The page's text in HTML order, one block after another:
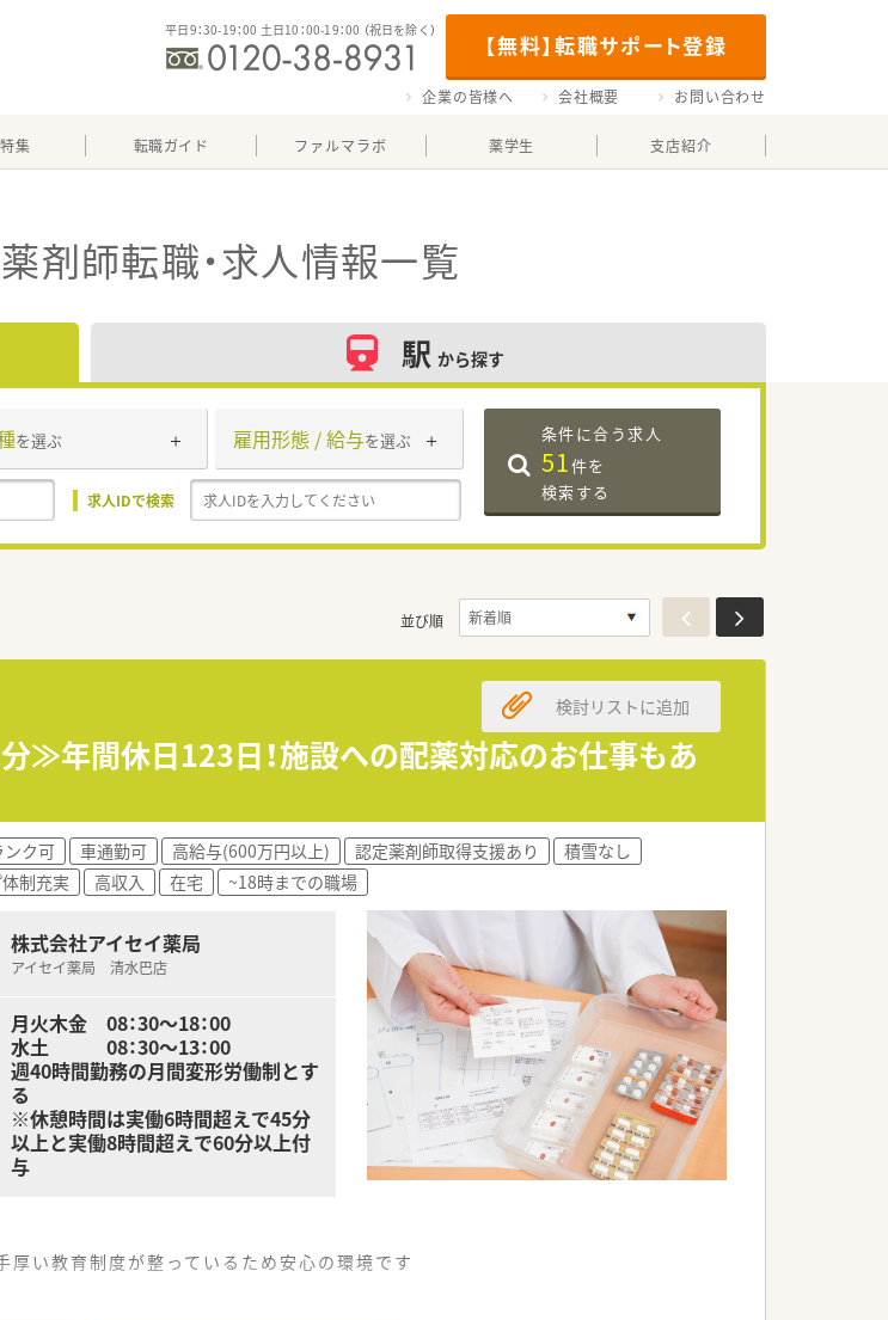
【無料】転職サポート登録
平日9：30-19：00 土日10：00-19：00 （祝日を除く）
企業の皆様へ 会社概要 お問い合わせ
集 転職ガイド ファルマラボ 薬学生 支店紹介
剤師転職・求人情報一覧
駅 から探す
を選ぶ 雇用形態 / 給与を選ぶ
求人IDで検索
条件に合う求人
51件を
検索する
並び順
≫年間休日123日！施設への配薬対応のお仕事もあ
検討リストに追加
ンク可 車通勤可 高給与(600万円以上) 認定薬剤師取得支援あり
積雪なし
制充実 高収入 在宅 ~18時までの職場
株式会社アイセイ薬局
アイセイ薬局 清水巴店
月火木金 08：30～18：00
水土 08：30～13：00
週40時間勤務の月間変形労働制とす
る
※休憩時間は実働6時間超えで45分
以上と実働8時間超えで60分以上付
与
い教育制度が整っているため安心の環境です